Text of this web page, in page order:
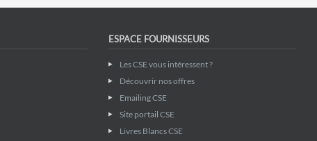
ESPACE FOURNISSEURS
Les CSE vous intéressent ?
Découvrir nos offres
Emailing CSE
Site portail CSE
Livres Blancs CSE